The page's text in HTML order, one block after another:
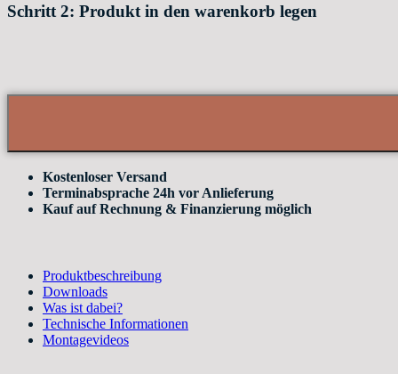
Schritt 2: Produkt in den warenkorb legen
Kostenloser Versand
Terminabsprache 24h vor Anlieferung
Kauf auf Rechnung & Finanzierung möglich
Produktbeschreibung
Downloads
Was ist dabei?
Technische Informationen
Montagevideos